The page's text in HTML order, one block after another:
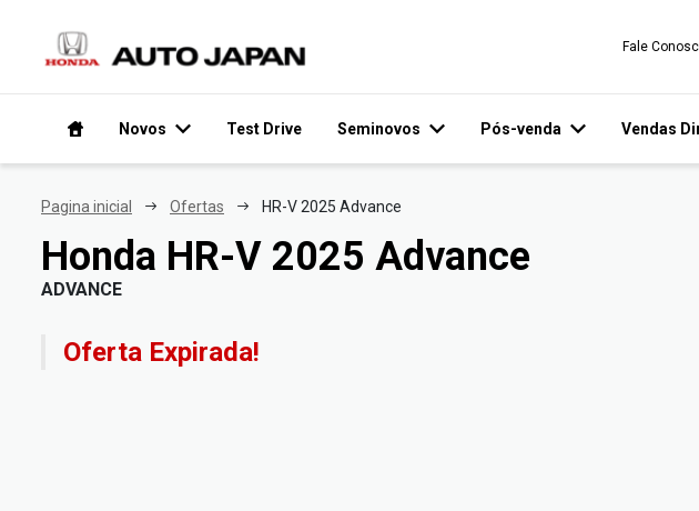
Fale
Novos Test Drive Seminovos Pós-venda Vendas
Pagina inicial Ofertas HR-V 2025 Advance
Honda HR-V 2025 Advance
ADVANCE
Oferta Expirada!